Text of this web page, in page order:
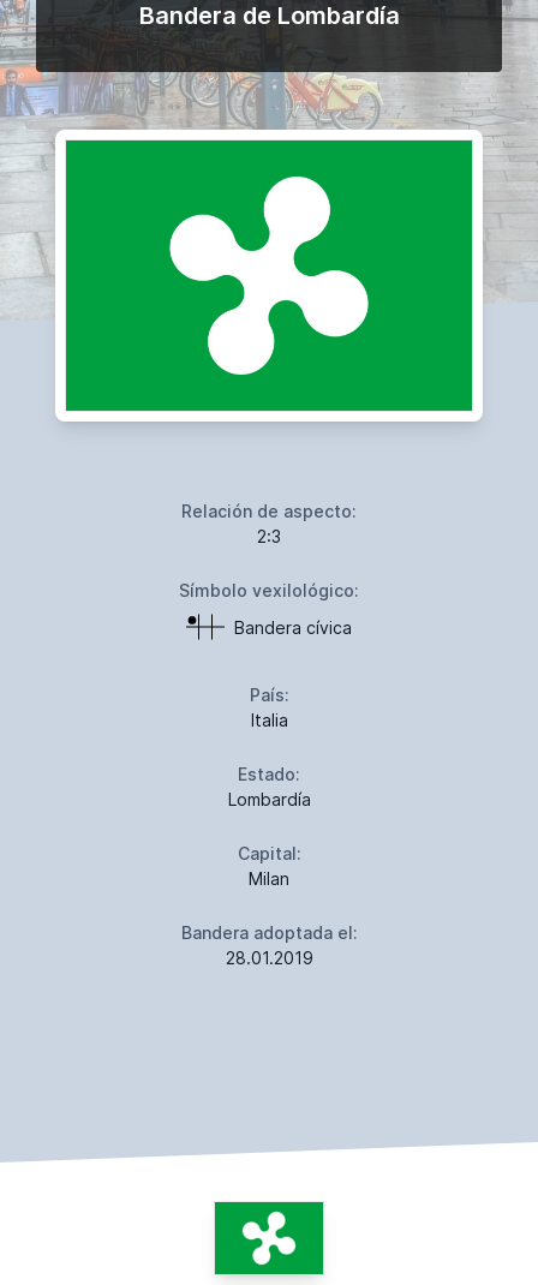
Bandera de Lombardía
Relación de aspecto:
2:3
Símbolo vexilológico:
Bandera cívica
País:
Italia
Estado:
Lombardía
Capital:
Milan
Bandera adoptada el:
28.01.2019